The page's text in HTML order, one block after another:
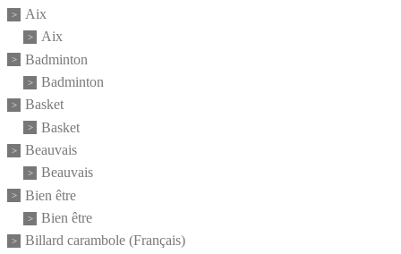
Aix
Aix
Badminton
Badminton
Basket
Basket
Beauvais
Beauvais
Bien être
Bien être
Billard carambole (Français)